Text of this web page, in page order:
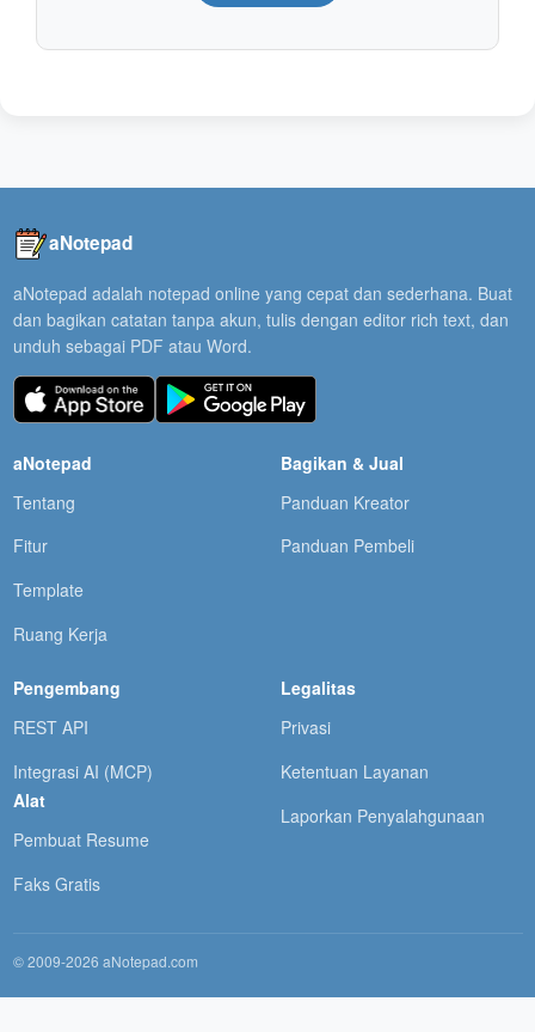
aNotepad
aNotepad adalah notepad online yang cepat dan sederhana. Buat
dan bagikan catatan tanpa akun, tulis dengan editor rich text, dan
unduh sebagai PDF atau Word.
aNotepad
Tentang
Fitur
Template
Ruang Kerja
Bagikan & Jual
Panduan Kreator
Panduan Pembeli
Pengembang
REST API
Integrasi AI (MCP)
Alat
Pembuat Resume
Faks Gratis
Legalitas
Privasi
Ketentuan Layanan
Laporkan Penyalahgunaan
© 2009-2026 aNotepad.com